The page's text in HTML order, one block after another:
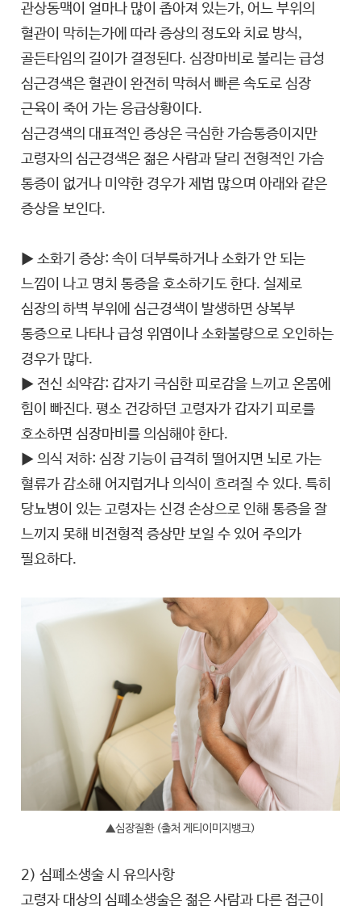
관상동맥이 얼마나 많이 좁아져 있는가, 어느 부위의
혈관이 막히는가에 따라 증상의 정도와 치료 방식,
골든타임의 길이가 결정된다. 심장마비로 불리는 급성
심근경색은 혈관이 완전히 막혀서 빠른 속도로 심장
근육이 죽어 가는 응급상황이다.
심근경색의 대표적인 증상은 극심한 가슴통증이지만
고령자의 심근경색은 젊은 사람과 달리 전형적인 가슴
통증이 없거나 미약한 경우가 제법 많으며 아래와 같은
증상을 보인다.
▶ 소화기 증상: 속이 더부룩하거나 소화가 안 되는
느낌이 나고 명치 통증을 호소하기도 한다. 실제로
심장의 하벽 부위에 심근경색이 발생하면 상복부
통증으로 나타나 급성 위염이나 소화불량으로 오인하는
경우가 많다.
▶ 전신 쇠약감: 갑자기 극심한 피로감을 느끼고 온몸에
힘이 빠진다. 평소 건강하던 고령자가 갑자기 피로를
호소하면 심장마비를 의심해야 한다.
▶ 의식 저하: 심장 기능이 급격히 떨어지면 뇌로 가는
혈류가 감소해 어지럽거나 의식이 흐려질 수 있다. 특히
당뇨병이 있는 고령자는 신경 손상으로 인해 통증을 잘
느끼지 못해 비전형적 증상만 보일 수 있어 주의가
필요하다.
▲심장질환 (출처 게티이미지뱅크)
2) 심폐소생술 시 유의사항
고령자 대상의 심폐소생술은 젊은 사람과 다른 접근이